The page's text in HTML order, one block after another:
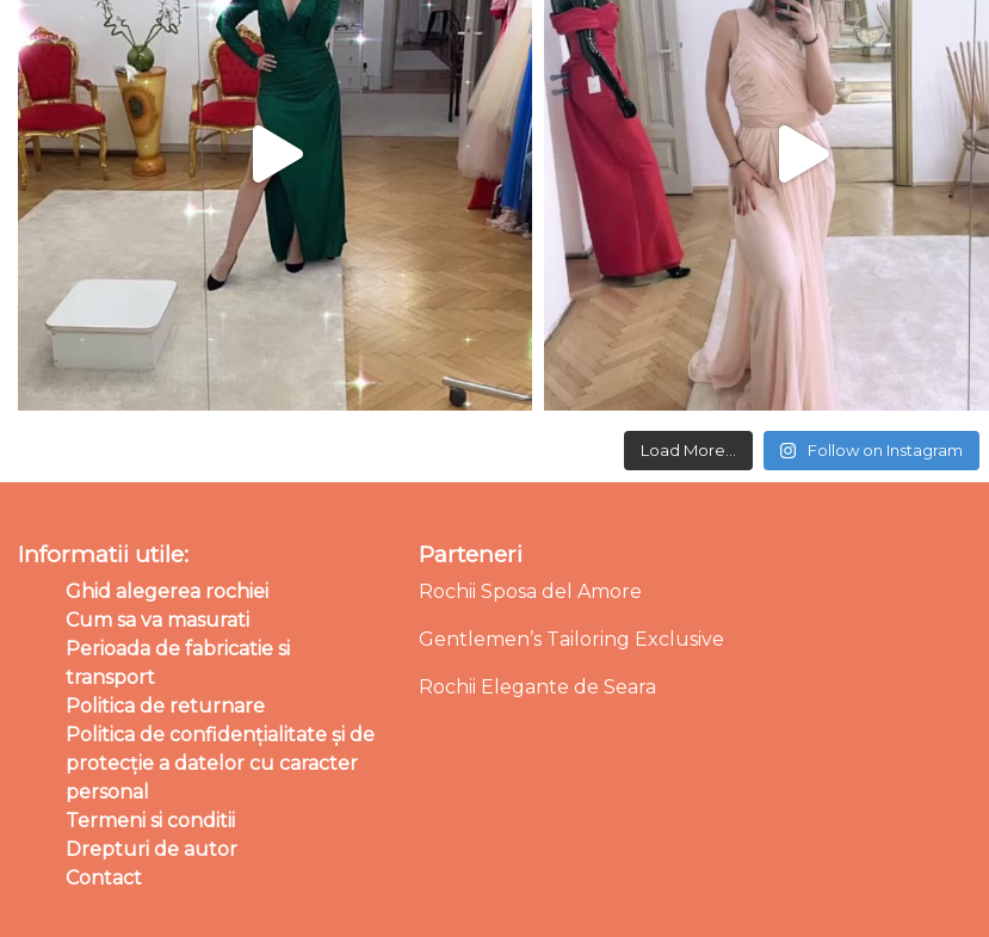
Load More... Follow on Instagram
Informatii utile:
Ghid alegerea rochiei
Cum sa va masurati
Perioada de fabricatie si
transport
Politica de returnare
Politica de confidențialitate și de
protecție a datelor cu caracter
personal
Termeni si conditii
Drepturi de autor
Contact
Parteneri
Rochii Sposa del Amore
Gentlemen’s Tailoring Exclusive
Rochii Elegante de Seara